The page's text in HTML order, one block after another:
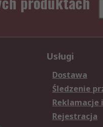
Usługi
Dostawa
Śledzenie
Reklamacje
Rejestracja